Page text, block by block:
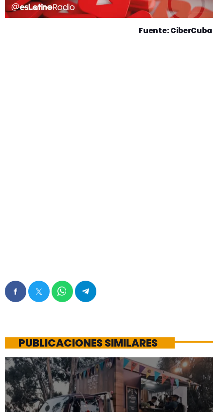
Fuente: CiberCuba
PUBLICACIONES SIMILARES